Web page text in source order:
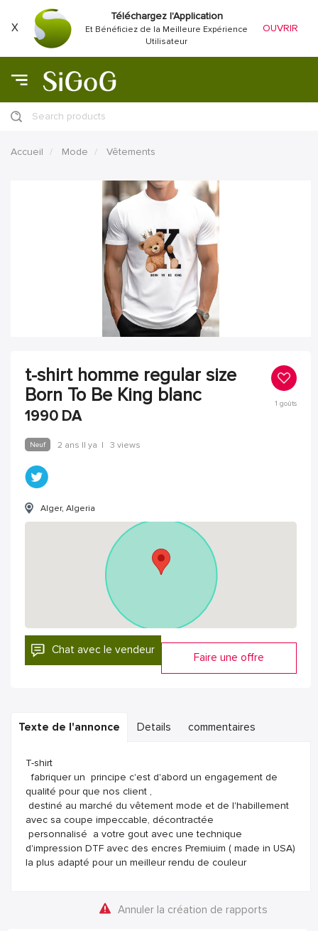
X
Téléchargez l'Application
Et Bénéficiez de la Meilleure Expérience
Utilisateur
OUVRIR
Search products
Accueil Mode Vêtements
t-shirt homme regular size
Born To Be King blanc
1990 DA
1 goûts
Neuf 2 ans Il ya | 3 views
Alger, Algeria
Chat avec le vendeur
Faire une offre
Texte de l'annonce Details commentaires
T-shirt
fabriquer un principe c'est d'abord un engagement de
qualité pour que nos client ,
destiné au marché du vêtement mode et de l'habillement
avec sa coupe impeccable, décontractée
personnalisé a votre gout avec une technique
d'impression DTF avec des encres Premiuim ( made in USA)
la plus adapté pour un meilleur rendu de couleur
Annuler la création de rapports